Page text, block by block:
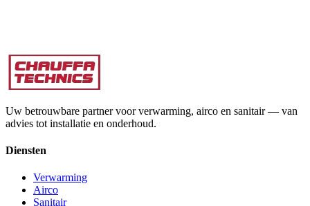
Uw betrouwbare partner voor verwarming, airco en sanitair — van
advies tot installatie en onderhoud.
Diensten
Verwarming
Airco
Sanitair